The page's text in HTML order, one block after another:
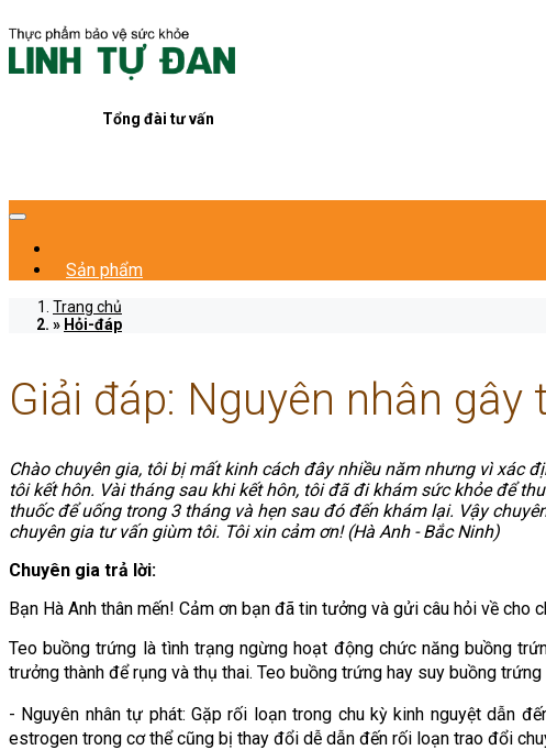
Tổng đài tư vấn
Sản phẩm
Trang chủ
Hỏi-đáp
Giải đáp: Nguyên nhân
Chào chuyên gia, tôi bị mất kinh cách đây nhiều năm nhưng vì xác
tôi kết hôn. Vài tháng sau khi kết hôn, tôi đã đi khám sức khỏe để
thuốc để uống trong 3 tháng và hẹn sau đó đến khám lại. Vậy
chuyên gia tư vấn giùm tôi. Tôi xin cảm ơn! (Hà Anh - Bắc Ninh)
Chuyên gia trả lời:
Bạn Hà Anh thân mến! Cảm ơn bạn đã tin tưởng và gửi câu hỏi về cho
Teo buồng trứng là tình trạng ngừng hoạt động chức năng buồng
trưởng thành để rụng và thụ thai. Teo buồng trứng hay suy buồng
- Nguyên nhân tự phát: Gặp rối loạn trong chu kỳ kinh nguyệt dẫn
estrogen trong cơ thể cũng bị thay đổi dễ dẫn đến rối loạn trao đổi